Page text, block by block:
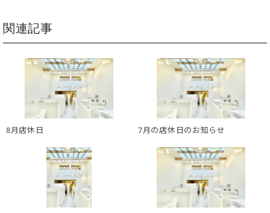
関連記事
8月店休日 7月の店休日のお知らせ